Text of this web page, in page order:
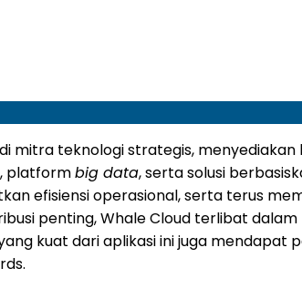
mitra teknologi strategis,
platformbig data, serta solusi
efisiensi operasional, serta terus
penting, Whale Cloud terlibat
kuat dari aplikasi ini juga